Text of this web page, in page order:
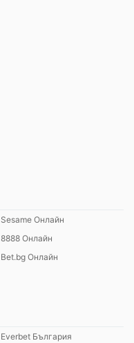
Sesame Онлайн
8888 Онлайн
Bet.bg Онлайн
Everbet България